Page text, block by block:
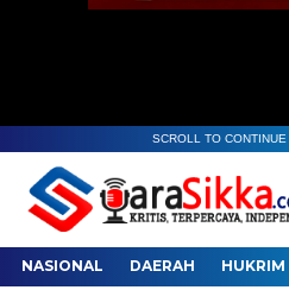
SCROLL TO
NASIONAL DAERAH HUKRIM